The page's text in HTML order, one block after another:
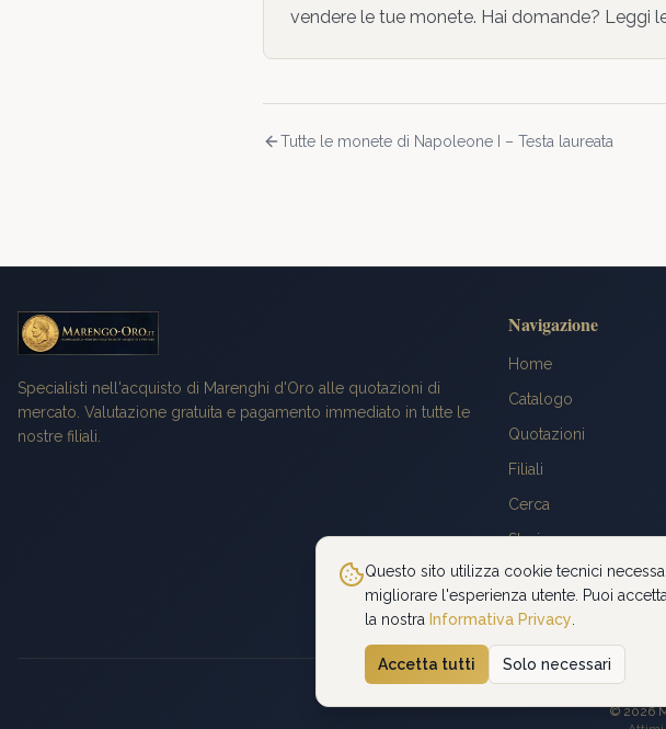
vendere le tue monete. Hai domande? Leggi
Tutte le monete di Napoleone I – Testa laureata
Specialisti nell'acquisto di Marenghi d'Oro alle quotazioni di
mercato. Valutazione gratuita e pagamento immediato in tutte le
nostre filiali.
Navigazione
Home
Catalogo
Quotazioni
Filiali
Cerca
Storia
FAQ
Contatti
©2026
Questo sito utilizza cookie tecnici
migliorare l'esperienza utente. Puoi
la nostra Informativa Privacy
Accetta tutti Solo necessari